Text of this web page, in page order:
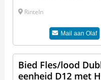
Rinteln
Mail aanOlaf
Bied Fles/lood
eenheid D12 met